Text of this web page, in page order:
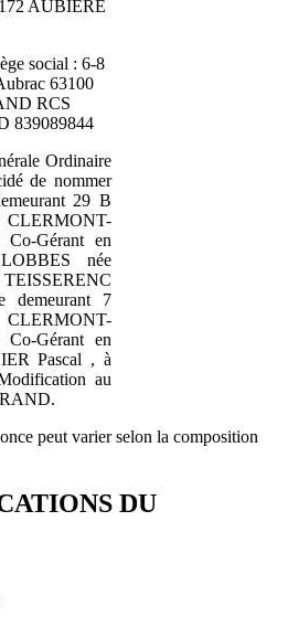
AUBIERE
social : 6-8
63100
RCS
839089844
Ordinaire
de nommer
29 B
CLERMONT-
Gérant en
née
demeurant 7
Gérant en
Pascal , à
au
peut varier selon la composition
DU